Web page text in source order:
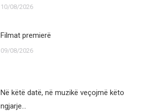
10/08/2026
Filmat premierë
09/08/2026
Në këtë datë, në muzikë veçojmë këto
ngjarje…